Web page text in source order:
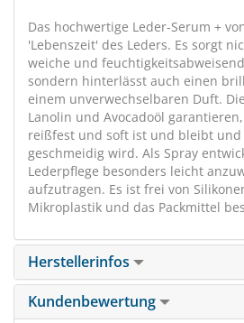
Das hochwertige Leder-Serum +
'Lebenszeit' des Leders. Es sorgt
weiche und
sondern hinterlässt auch einen
einem unverwechselbaren Duft.
Lanolin und Avocadoöl
reißfest und soft ist und bleibt und
geschmeidig wird. Als Spray
Lederpflege besonders leicht
aufzutragen. Es ist frei von
Mikroplastik und das Packmittel
Herstellerinfos
Kundenbewertung